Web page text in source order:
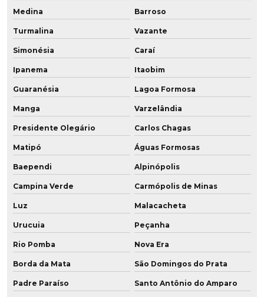
Rodas revestidas em poliuretano
Rodinhas de poliuretano
Rodízio de poliuretano para andaime
Rolamentos revestidos em poliuretano
Roldana de poliuretano
Roldana em pu baixa dureza
Roldanas de pu
Roletes de poliuretano
Soluções em poliuretano
Tubo flexível poliuretano
Tubo de poliuretano
Medina Barroso
Turmalina Vazante
Simonésia Caraí
Ipanema Itaobim
Guaranésia Lagoa Formosa
Manga Varzelândia
Presidente Olegário Carlos Chagas
Matipó Águas Formosas
Baependi Alpinópolis
Campina Verde Carmópolis de Minas
Luz Malacacheta
Urucuia Peçanha
Rio Pomba Nova Era
Borda da Mata São Domingos do Prata
Padre Paraíso Santo Antônio do Amparo